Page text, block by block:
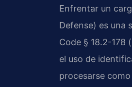
Enfrentar un
Defense) es una
Code § 18.2-178
el uso de
procesarse